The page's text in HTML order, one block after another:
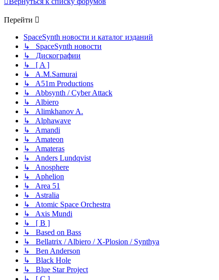
Перейти
SpaceSynth новости и каталог изданий
↳ SpaceSynth новости
↳ Дискографии
↳ [ A ]
↳ A.M.Samurai
↳ A51m Productions
↳ Abbsynth / Cyber Attack
↳ Albiero
↳ Alimkhanov A.
↳ Alphawave
↳ Amandi
↳ Amateon
↳ Amateras
↳ Anders Lundqvist
↳ Anosphere
↳ Aphelion
↳ Area 51
↳ Astralia
↳ Atomic Space Orchestra
↳ Axis Mundi
↳ [ B ]
↳ Based on Bass
↳ Bellatrix / Albiero / X-Plosion / Synthya
↳ Ben Anderson
↳ Black Hole
↳ Blue Star Project